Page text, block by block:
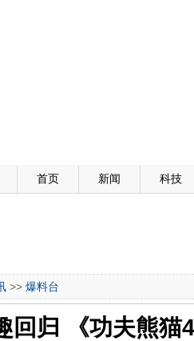
首页 新闻 科技
>> 爆料台
回归 《功夫熊猫